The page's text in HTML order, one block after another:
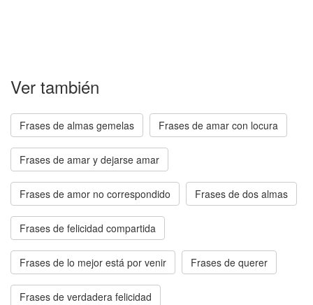
Ver también
Frases de almas gemelas Frases de amar con locura
Frases de amar y dejarse amar
Frases de amor no correspondido Frases de dos almas
Frases de felicidad compartida
Frases de lo mejor está por venir Frases de querer
Frases de verdadera felicidad